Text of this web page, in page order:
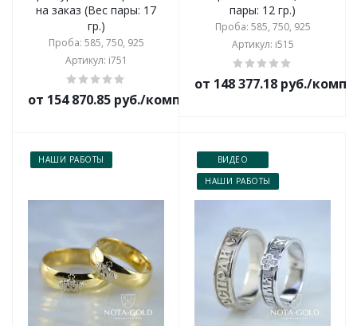
на заказ (Вес пары: 17
гр.)
Проба: 585, 750, 925
Артикул: i751
от 154 870.85 руб./комплект
пары: 12 гр.)
Проба: 585, 750, 925
Артикул: i515
от 148 377.18 руб./
НАШИ РАБОТЫ
ВИДЕО
НАШИ РАБОТЫ